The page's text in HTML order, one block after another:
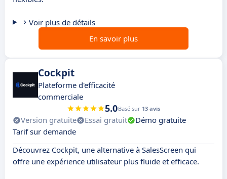
Voir plus de détails
En savoir plus
Cockpit
Plateforme d'efficacité
commerciale
5.0Basé sur 13 avis
Version gratuite Essai gratuit
Démo gratuite
Tarif sur demande
Découvrez Cockpit, une alternative à SalesScreen qui
offre une expérience utilisateur plus fluide et efficace.